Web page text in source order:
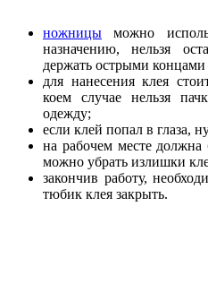
ножницы можно
назначению, нельзя
держать острыми концами
для нанесения клея
коем случае нельзя
одежду;
если клей попал в глаза,
на рабочем месте
можно убрать излишки
закончив работу,
тюбик клея закрыть.